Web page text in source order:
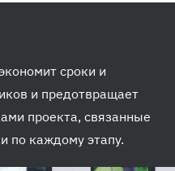
сроки и
и предотвращает
проекта, связанные
по каждому этапу.